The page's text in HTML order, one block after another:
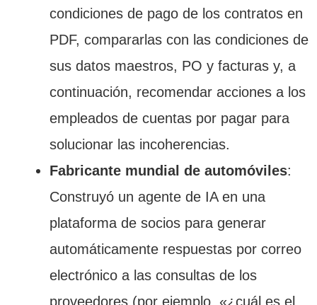
condiciones de pago de los contratos en
PDF, compararlas con las condiciones de
sus datos maestros, PO y facturas y, a
continuación, recomendar acciones a los
empleados de cuentas por pagar para
solucionar las incoherencias.
Fabricante mundial de automóviles:
Construyó un agente de IA en una
plataforma de socios para generar
automáticamente respuestas por correo
electrónico a las consultas de los
proveedores (por ejemplo, «¿cuál es el